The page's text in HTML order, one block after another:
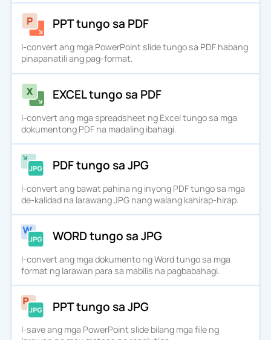
PPT tungo sa PDF
I-convert ang mga PowerPoint slide tungo sa PDF habang
pinapanatili ang pag-format.
EXCEL tungo sa PDF
I-convert ang mga spreadsheet ng Excel tungo sa mga
dokumentong PDF na madaling ibahagi.
PDF tungo sa JPG
I-convert ang bawat pahina ng inyong PDF tungo sa mga
de-kalidad na larawang JPG nang walang kahirap-hirap.
WORD tungo sa JPG
I-convert ang mga dokumento ng Word tungo sa mga
format ng larawan para sa mabilis na pagbabahagi.
PPT tungo sa JPG
I-save ang mga PowerPoint slide bilang mga file ng